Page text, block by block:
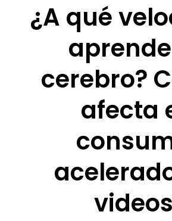
¿A qué
cerebro?
afecta
videos